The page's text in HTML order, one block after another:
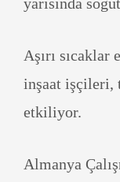
Aşırı sıcaklar
inşaat işçileri,
etkiliyor.
Almanya